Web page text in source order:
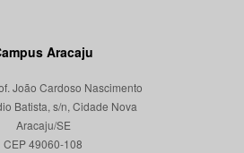
Aracaju
João Cardoso Nascimento
Batista, s/n, Cidade Nova
Aracaju/SE
CEP 49060-108